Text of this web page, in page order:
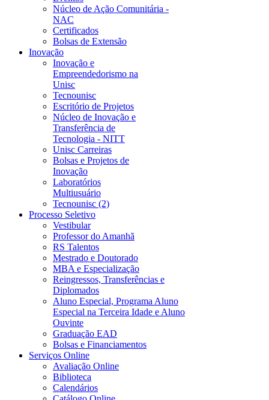
Núcleo de Ação Comunitária -
NAC
Certificados
Bolsas de Extensão
Inovação
Inovação e
Empreendedorismo na
Unisc
Tecnounisc
Escritório de Projetos
Núcleo de Inovação e
Transferência de
Tecnologia - NITT
Unisc Carreiras
Bolsas e Projetos de
Inovação
Laboratórios
Multiusuário
Tecnounisc (2)
Processo Seletivo
Vestibular
Professor do Amanhã
RS Talentos
Mestrado e Doutorado
MBA e Especialização
Reingressos, Transferências e
Diplomados
Aluno Especial, Programa Aluno
Especial na Terceira Idade e Aluno
Ouvinte
Graduação EAD
Bolsas e Financiamentos
Serviços Online
Avaliação Online
Biblioteca
Calendários